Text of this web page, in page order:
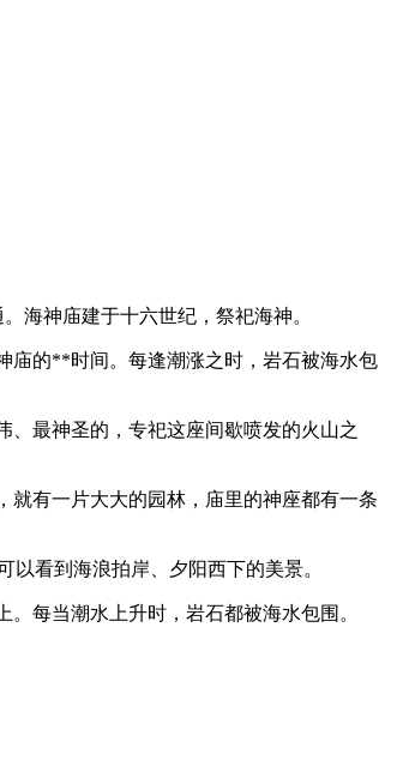
海神庙建于十六世纪，祭祀海神。
庙的**时间。每逢潮涨之时，岩石被海水包
、最神圣的，专祀这座间歇喷发的火山之
就有一片大大的园林，庙里的神座都有一条
看到海浪拍岸、夕阳西下的美景。
每当潮水上升时，岩石都被海水包围。